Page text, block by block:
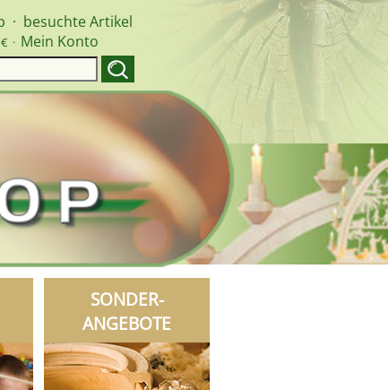
· besuchte Artikel
· Mein Konto
SONDER-
ANGEBOTE